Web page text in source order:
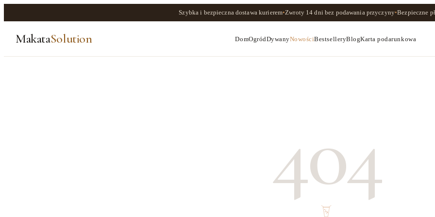
Szybka i bezpieczna dostawa kurierem•Zwroty 14 dnibez podawania przyczyny•Bezpieczne
MakataSolution DomOgródDywanyNowościBestselleryBlogKarta podarunkowa
404